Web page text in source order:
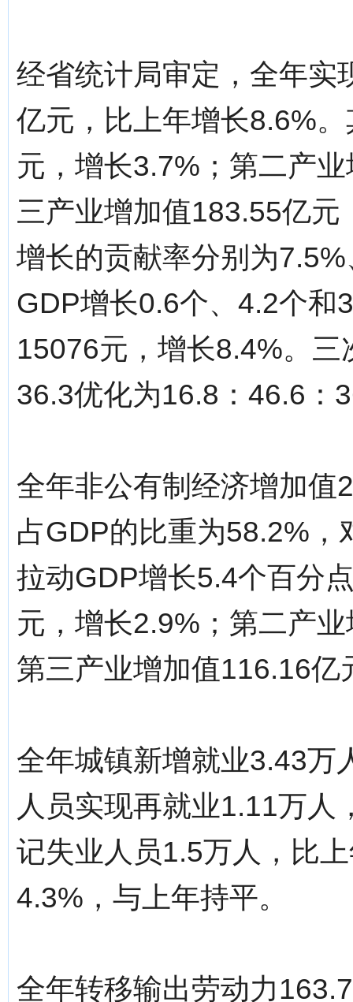
经省统计局审定，全年实
亿元，比上年增长8.6%
元，增长3.7%；第二产
三产业增加值183.55亿
增长的贡献率分别为
GDP增长0.6个、4.2个和
15076元，增长8.4%。
36.3优化为16.8：46.6：
全年非公有制经济增加值
占GDP的比重为58.2%
拉动GDP增长5.4个百分
元，增长2.9%；第二产
第三产业增加值116.16亿
全年城镇新增就业3.43万
人员实现再就业1.11万人
记失业人员1.5万人，比
4.3%，与上年持平。
全年转移输出劳动力